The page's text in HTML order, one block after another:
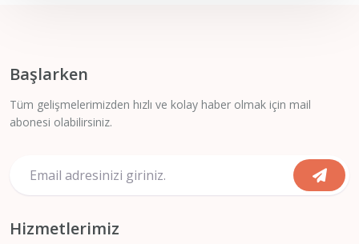
Başlarken
Tüm gelişmelerimizden hızlı ve kolay haber olmak için mail
abonesi olabilirsiniz.
Hizmetlerimiz